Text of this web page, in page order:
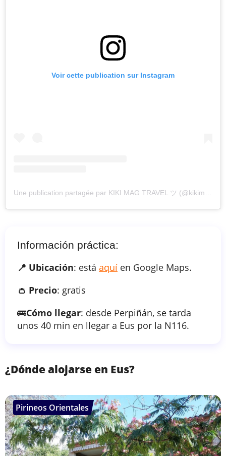
Voir cette publication sur Instagram
Información práctica:
📍 Ubicación: está aquí en Google Maps.
👛 Precio: gratis
🚌Cómo llegar: desde Perpiñán, se tarda
unos 40 min en llegar a Eus por la N116.
¿Dónde alojarse en Eus?
Pirineos Orientales